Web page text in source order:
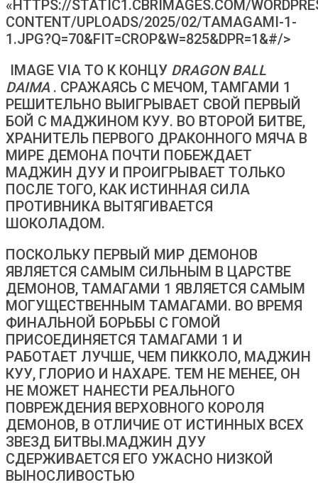
«HTTPS://STATIC1.CBRIMAGES.COM/
CONTENT/UPLOADS/2025/02/TAMAGAMI-1-
1.JPG?Q=70&FIT=CROP&W=825&DPR=1&#/>
IMAGE VIA TO К КОНЦУ DRAGON BALL
DAIMA . СРАЖАЯСЬ С МЕЧОМ, ТАМГАМИ 1
РЕШИТЕЛЬНО ВЫИГРЫВАЕТ СВОЙ ПЕРВЫЙ
БОЙ С МАДЖИНОМ КУУ. ВО ВТОРОЙ БИТВЕ,
ХРАНИТЕЛЬ ПЕРВОГО ДРАКОННОГО МЯЧА В
МИРЕ ДЕМОНА ПОЧТИ ПОБЕЖДАЕТ
МАДЖИН ДУУ И ПРОИГРЫВАЕТ ТОЛЬКО
ПОСЛЕ ТОГО, КАК ИСТИННАЯ СИЛА
ПРОТИВНИКА ВЫТЯГИВАЕТСЯ
ШОКОЛАДОМ.
ПОСКОЛЬКУ ПЕРВЫЙ МИР ДЕМОНОВ
ЯВЛЯЕТСЯ САМЫМ СИЛЬНЫМ В ЦАРСТВЕ
ДЕМОНОВ, ТАМАГАМИ 1 ЯВЛЯЕТСЯ САМЫМ
МОГУЩЕСТВЕННЫМ ТАМАГАМИ. ВО ВРЕМЯ
ФИНАЛЬНОЙ БОРЬБЫ С ГОМОЙ
ПРИСОЕДИНЯЕТСЯ ТАМАГАМИ 1 И
РАБОТАЕТ ЛУЧШЕ, ЧЕМ ПИККОЛО, МАДЖИН
КУУ, ГЛОРИО И НАХАРЕ. ТЕМ НЕ МЕНЕЕ, ОН
НЕ МОЖЕТ НАНЕСТИ РЕАЛЬНОГО
ПОВРЕЖДЕНИЯ ВЕРХОВНОГО КОРОЛЯ
ДЕМОНОВ, В ОТЛИЧИЕ ОТ ИСТИННЫХ ВСЕХ
ЗВЕЗД БИТВЫ.МАДЖИН ДУУ
СДЕРЖИВАЕТСЯ ЕГО УЖАСНО НИЗКОЙ
ВЫНОСЛИВОСТЬЮ